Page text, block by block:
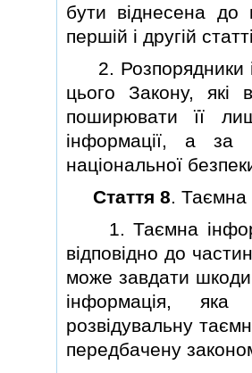
бути вiднесена до
першiй i другiй
2. Розпорядники
цього Закону, якi
поширювати її
iнформацiї, а за
нацiональної
Стаття 8.
1. Таємна
вiдповiдно до
може завдати
iнформацiя, яка
розвiдувальну
передбачену